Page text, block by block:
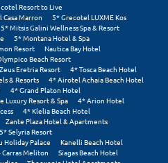
Resort to Live
Marron
5* Grecotel LUXME Kos
5* Mitsis Galini Wellness Spa & Resort
5* Montana Hotel & Spa
Resort
Nautica Bay Hotel
Beach Resort
Eretria Resort
4* Tosca Beach Hotel
& Resorts
4* Airotel Achaia Beach Hotel
4* Grand Platon Hotel
Luxury Resort & Spa
4* Arion Hotel
4* Klelia Beach Hotel
Zante Plaza Hotel & Apartments
5* Selyria Resort
Holiday Palace
Kanelli Beach Hotel
Meliton
Siagas Beach Hotel